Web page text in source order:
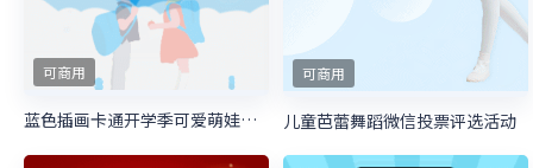
可商用
蓝色插画卡通开学季可爱萌娃照片投票
可商用
儿童芭蕾舞蹈微信投票评选活动